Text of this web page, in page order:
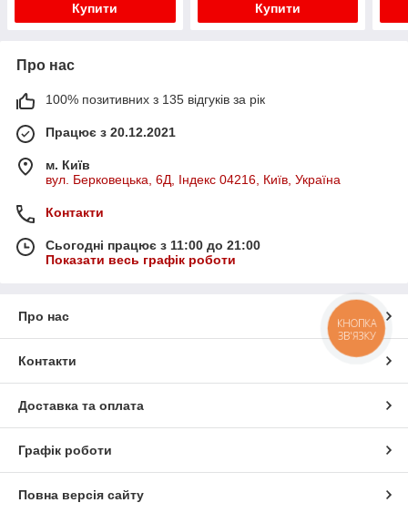
Купити Купити
Про нас
100% позитивних з 135 відгуків за рік
Працює з 20.12.2021
м. Київ
вул. Берковецька, 6Д, Індекс 04216, Київ, Україна
Контакти
Сьогодні працює з 11:00 до 21:00
Показати весь графік роботи
Про нас
Контакти
Доставка та оплата
Графік роботи
Повна версія сайту
КНОПКА
ЗВ'ЯЗКУ